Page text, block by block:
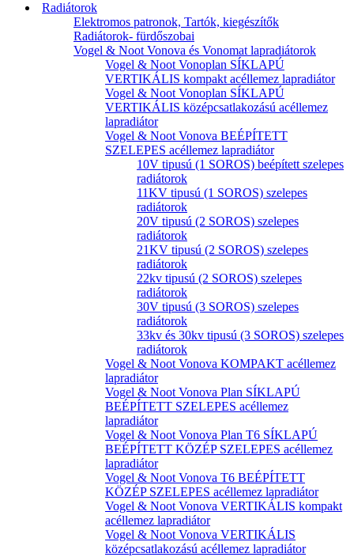
Radiátorok
Elektromos patronok, Tartók, kiegészítők
Radiátorok- fürdőszobai
Vogel & Noot Vonova és Vonomat lapradiátorok
Vogel & Noot Vonoplan SÍKLAPÚ
VERTIKÁLIS kompakt acéllemez lapradiátor
Vogel & Noot Vonoplan SÍKLAPÚ
VERTIKÁLIS középcsatlakozású acéllemez
lapradiátor
Vogel & Noot Vonova BEÉPÍTETT
SZELEPES acéllemez lapradiátor
10V tipusú (1 SOROS) beépített szelepes
radiátorok
11KV tipusú (1 SOROS) szelepes
radiátorok
20V tipusú (2 SOROS) szelepes
radiátorok
21KV tipusú (2 SOROS) szelepes
radiátorok
22kv tipusú (2 SOROS) szelepes
radiátorok
30V tipusú (3 SOROS) szelepes
radiátorok
33kv és 30kv tipusú (3 SOROS) szelepes
radiátorok
Vogel & Noot Vonova KOMPAKT acéllemez
lapradiátor
Vogel & Noot Vonova Plan SÍKLAPÚ
BEÉPÍTETT SZELEPES acéllemez
lapradiátor
Vogel & Noot Vonova Plan T6 SÍKLAPÚ
BEÉPÍTETT KÖZÉP SZELEPES acéllemez
lapradiátor
Vogel & Noot Vonova T6 BEÉPÍTETT
KÖZÉP SZELEPES acéllemez lapradiátor
Vogel & Noot Vonova VERTIKÁLIS kompakt
acéllemez lapradiátor
Vogel & Noot Vonova VERTIKÁLIS
középcsatlakozású acéllemez lapradiátor